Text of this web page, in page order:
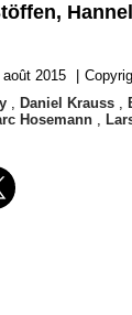
2015
, Daniel Krauss ,
Hosemann ,